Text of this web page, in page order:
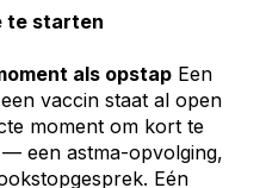
te starten
als opstap Een
vaccin staat al open
moment om kort te
een astma-opvolging,
Eén